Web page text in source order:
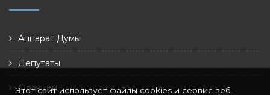
Аппарат Думы
Депутаты
Фракции
Этот сайт использует файлы cookies и сервис веб-